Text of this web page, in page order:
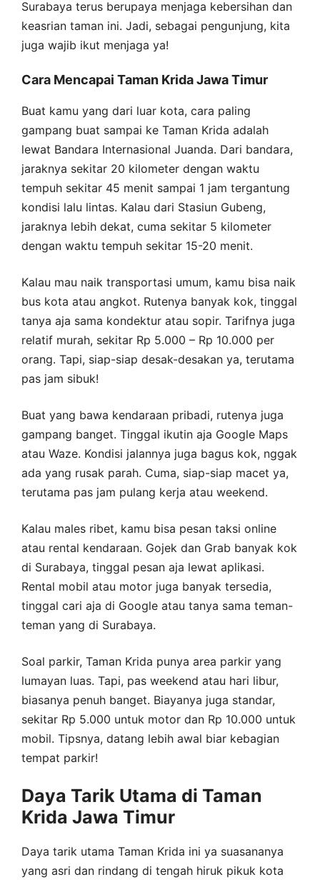
Surabaya terus berupaya menjaga kebersihan dan
keasrian taman ini. Jadi, sebagai pengunjung, kita
juga wajib ikut menjaga ya!
Cara Mencapai Taman Krida Jawa Timur
Buat kamu yang dari luar kota, cara paling
gampang buat sampai ke Taman Krida adalah
lewat Bandara Internasional Juanda. Dari bandara,
jaraknya sekitar 20 kilometer dengan waktu
tempuh sekitar 45 menit sampai 1 jam tergantung
kondisi lalu lintas. Kalau dari Stasiun Gubeng,
jaraknya lebih dekat, cuma sekitar 5 kilometer
dengan waktu tempuh sekitar 15-20 menit.
Kalau mau naik transportasi umum, kamu bisa naik
bus kota atau angkot. Rutenya banyak kok, tinggal
tanya aja sama kondektur atau sopir. Tarifnya juga
relatif murah, sekitar Rp 5.000 – Rp 10.000 per
orang. Tapi, siap-siap desak-desakan ya, terutama
pas jam sibuk!
Buat yang bawa kendaraan pribadi, rutenya juga
gampang banget. Tinggal ikutin aja Google Maps
atau Waze. Kondisi jalannya juga bagus kok, nggak
ada yang rusak parah. Cuma, siap-siap macet ya,
terutama pas jam pulang kerja atau weekend.
Kalau males ribet, kamu bisa pesan taksi online
atau rental kendaraan. Gojek dan Grab banyak kok
di Surabaya, tinggal pesan aja lewat aplikasi.
Rental mobil atau motor juga banyak tersedia,
tinggal cari aja di Google atau tanya sama teman-
teman yang di Surabaya.
Soal parkir, Taman Krida punya area parkir yang
lumayan luas. Tapi, pas weekend atau hari libur,
biasanya penuh banget. Biayanya juga standar,
sekitar Rp 5.000 untuk motor dan Rp 10.000 untuk
mobil. Tipsnya, datang lebih awal biar kebagian
tempat parkir!
Daya Tarik Utama di Taman
Krida Jawa Timur
Daya tarik utama Taman Krida ini ya suasananya
yang asri dan rindang di tengah hiruk pikuk kota